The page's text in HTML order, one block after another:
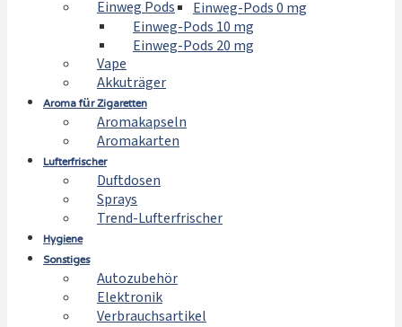
Einweg Pods
Einweg-Pods 0 mg
Einweg-Pods 10 mg
Einweg-Pods 20 mg
Vape
Akkuträger
Aroma für Zigaretten
Aromakapseln
Aromakarten
Lufterfrischer
Duftdosen
Sprays
Trend-Lufterfrischer
Hygiene
Sonstiges
Autozubehör
Elektronik
Verbrauchsartikel